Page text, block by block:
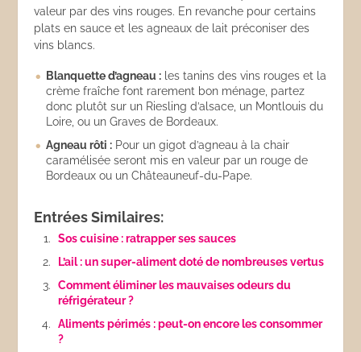
valeur par des vins rouges. En revanche pour certains
plats en sauce et les agneaux de lait préconiser des
vins blancs.
Blanquette d’agneau : les tanins des vins rouges et la
crème fraîche font rarement bon ménage, partez
donc plutôt sur un Riesling d’alsace, un Montlouis du
Loire, ou un Graves de Bordeaux.
Agneau rôti : Pour un gigot d’agneau à la chair
caramélisée seront mis en valeur par un rouge de
Bordeaux ou un Châteauneuf-du-Pape.
Entrées Similaires:
Sos cuisine : ratrapper ses sauces
L’ail : un super-aliment doté de nombreuses vertus
Comment éliminer les mauvaises odeurs du
réfrigérateur ?
Aliments périmés : peut-on encore les consommer
?